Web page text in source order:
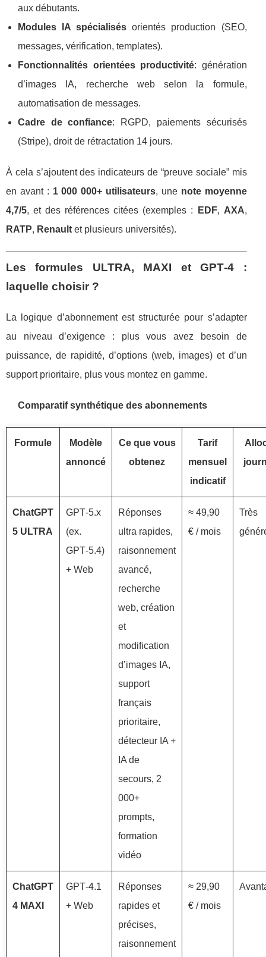
aux débutants.
Modules IA spécialisés orientés production (SEO,
messages, vérification, templates).
Fonctionnalités orientées productivité: génération
d’images IA, recherche web selon la formule,
automatisation de messages.
Cadre de confiance: RGPD, paiements sécurisés
(Stripe), droit de rétractation 14 jours.
À cela s’ajoutent des indicateurs de “preuve sociale” mis
en avant : 1 000 000+ utilisateurs, une note moyenne
4,7/5, et des références citées (exemples : EDF, AXA,
RATP, Renault et plusieurs universités).
Les formules ULTRA, MAXI et GPT‑4 :
laquelle choisir ?
La logique d’abonnement est structurée pour s’adapter
au niveau d’exigence : plus vous avez besoin de
puissance, de rapidité, d’options (web, images) et d’un
support prioritaire, plus vous montez en gamme.
Comparatif synthétique des abonnements
Formule
Modèle
annoncé
Ce que vous
obtenez
Tarif
mensuel
indicatif
ChatGPT
5 ULTRA
GPT‑5.x
(ex.
GPT‑5.4)
+ Web
Réponses
ultra rapides,
raisonnement
avancé,
recherche
web, création
et
modification
d’images IA,
support
français
prioritaire,
détecteur IA +
IA de
secours, 2
000+
prompts,
formation
vidéo
≈ 49,90
€ / mois
Très
ChatGPT
4 MAXI
GPT‑4.1
+ Web
Réponses
rapides et
précises,
raisonnement
≈ 29,90
€ / mois